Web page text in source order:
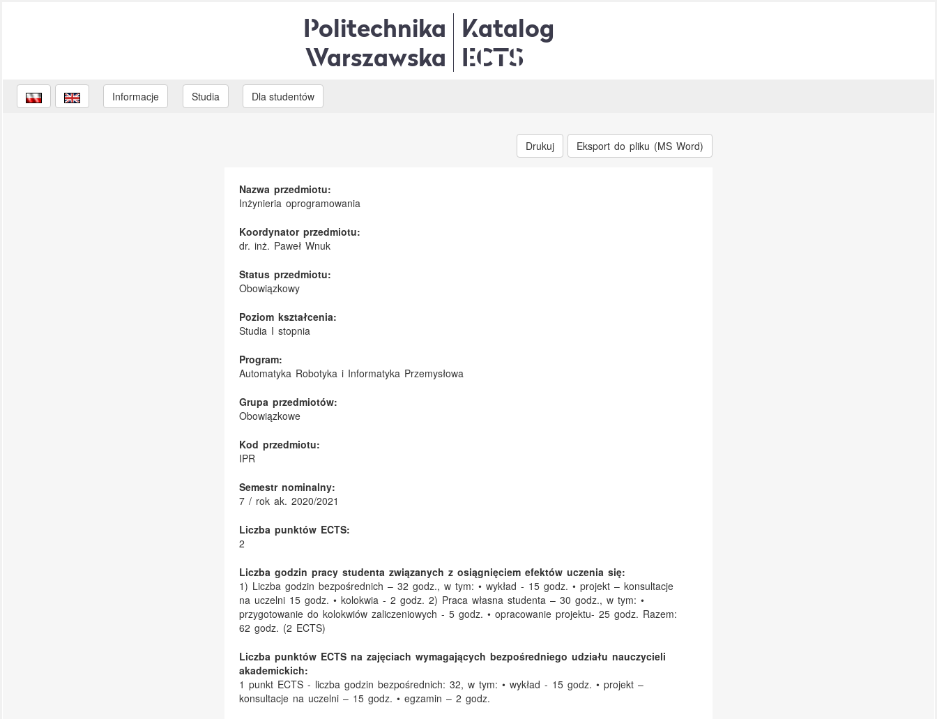
Politechnika
Warszawska
Katalog
ECTS
Informacje Studia Dla studentów
Drukuj Eksport do pliku (MS Word)
Nazwa przedmiotu:
Inżynieria oprogramowania
Koordynator przedmiotu:
dr. inż. Paweł Wnuk
Status przedmiotu:
Obowiązkowy
Poziom kształcenia:
Studia I stopnia
Program:
Automatyka Robotyka i Informatyka Przemysłowa
Grupa przedmiotów:
Obowiązkowe
Kod przedmiotu:
IPR
Semestr nominalny:
7 / rok ak. 2020/2021
Liczba punktów ECTS:
2
Liczba godzin pracy studenta związanych z osiągnięciem efektów uczenia się:
1) Liczba godzin bezpośrednich – 32 godz., w tym: • wykład - 15 godz. • projekt – konsultacje
na uczelni 15 godz. • kolokwia - 2 godz. 2) Praca własna studenta – 30 godz., w tym: •
przygotowanie do kolokwiów zaliczeniowych - 5 godz. • opracowanie projektu- 25 godz. Razem:
62 godz. (2 ECTS)
Liczba punktów ECTS na zajęciach wymagających bezpośredniego udziału nauczycieli
akademickich:
1 punkt ECTS - liczba godzin bezpośrednich: 32, w tym: • wykład - 15 godz. • projekt –
konsultacje na uczelni – 15 godz. • egzamin – 2 godz.